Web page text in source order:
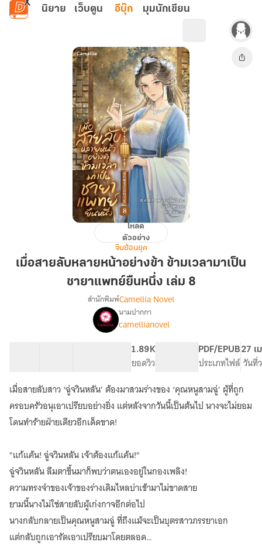
ข้ามไปยังเนื้อหาหลัก
นิยาย เว็บตูน อีบุ๊ก มุมนักเขียน
สายลับ
หลาย
อย่าง
มา
ชายา
แพทย์
ยืน
หนึ่ง
เล่ม
โหลด
ตัวอย่าง
จีนย้อนยุค
เมื่อสายลับหลายหน้าอย่างข้า ข้ามเวลามาเป็น
ชายาแพทย์ยืนหนึ่ง เล่ม 8
เรื่อง
เมื่อ
สายลับ
หลาย
หน้า
อย่าง
ข้า
ข้าม
เวลา
แพทย์
ยืน
หนึ่ง
(นิยาย
แปล)
สำนักพิมพ์Camellia Novel
นามปากกา
camellianovel
1.89K
ยอดวิว
PDF/EPUB
ประเภทไฟล์
27 เ
วันที่
เมื่อสายลับสาว ‘ฉู่จวินหลัน’ ต้องมาสวมร่างของ ‘คุณหนูสามฉู่’ ผู้ที่ถูก
ครอบครัวอนุเอาเปรียบอย่างยิ่ง แต่หลังจากวันนี้เป็นต้นไป นางจะไม่ยอม
โดนทำร้ายฝ่ายเดียวอีกเด็ดขาด!
"แก้แค้น! ฉู่จวินหลัน เจ้าต้องแก้แค้น!"
ฉู่จวินหลัน ลืมตาขึ้นมาก็พบว่าตนเองอยู่ในกองเพลิง!
ความทรงจำของเจ้าของร่างเดิมไหลบ่าเข้ามาไม่ขาดสาย
ยามนี้นางไม่ใช่สายลับผู้เก่งกาจอีกต่อไป
นางกลับกลายเป็นคุณหนูสามฉู่ ที่ถึงแม้จะเป็นบุตรสาวภรรยาเอก
แต่กลับถูกเอารัดเอาเปรียบมาโดยตลอด